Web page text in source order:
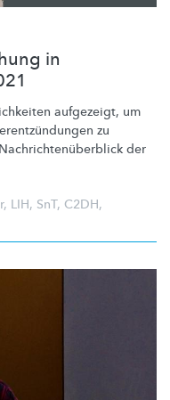
in
aufgezeigt, um
zu
Nachrichtenüberblick der
, LIH, SnT, C2DH,